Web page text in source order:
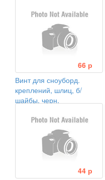
66 р
Винт для сноуборд.
креплений, шлиц, б/
шайбы, черн.
44 р